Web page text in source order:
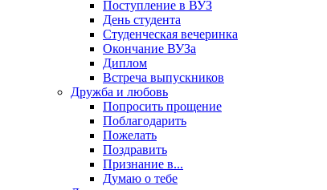
Поступление в ВУЗ
День студента
Студенческая вечеринка
Окончание ВУЗа
Диплом
Встреча выпускников
Дружба и любовь
Попросить прощение
Поблагодарить
Пожелать
Поздравить
Признание в...
Думаю о тебе